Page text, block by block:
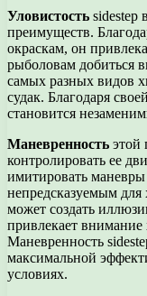
Уловистость sidestep
преимуществ.
окраскам, он
рыболовам добиться
самых разных видов
судак. Благодаря
становится
Маневренность этой
контролировать ее
имитировать
непредсказуемым
может создать
привлекает
Маневренность
максимальной
условиях.